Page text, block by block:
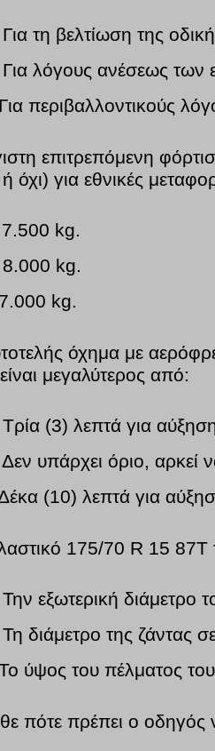
τη βελτίωση της
λόγους ανέσεως των
περιβαλλοντικούς
επιτρεπόμενη
όχι) για εθνικές
kg.
kg.
kg.
όχημα με
μεγαλύτερος από:
(3) λεπτά για
υπάρχει όριο, αρκεί
(10) λεπτά για
175/70 R 15
εξωτερική διάμετρο
διάμετρο της ζάντας
ύψος του πέλματος του
πότε πρέπει ο οδηγός